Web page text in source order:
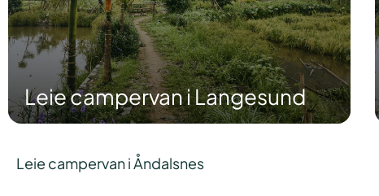
Leie campervan i Langesund
Leie campervan i Åndalsnes